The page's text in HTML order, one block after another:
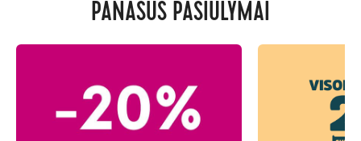
PANAŠŪS PASIŪLYMAI